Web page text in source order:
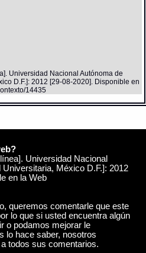
Universidad Nacional Autónoma de
D.F.]: 2012 [29-08-2020]. Disponible en
14435
Universidad Nacional
México D.F.]: 2012
en la Web
queremos comentarle que este
lo que si usted encuentra algún
o podamos mejorar le
lo hace saber, nosotros
todos sus comentarios.